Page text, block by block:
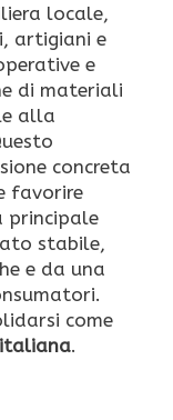
locale,
artigiani e
e
di materiali
alla
concreta
favorire
principale
stabile,
e da una
come
italiana.